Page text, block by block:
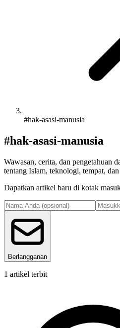
#hak-asasi-manusia
#hak-asasi-manusia
Wawasan, cerita, dan
tentang Islam, teknologi, tempat,
Dapatkan artikel baru di kotak
Berlangganan
1 artikel terbit